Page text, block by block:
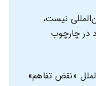
نیست،
در چارچوب
«نقض تفاهم»